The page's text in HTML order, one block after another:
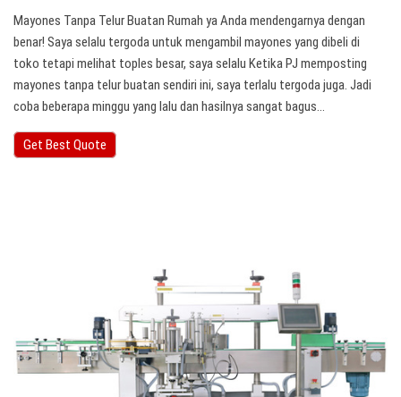
Mayones Tanpa Telur Buatan Rumah ya Anda mendengarnya dengan
benar! Saya selalu tergoda untuk mengambil mayones yang dibeli di
toko tetapi melihat toples besar, saya selalu Ketika PJ memposting
mayones tanpa telur buatan sendiri ini, saya terlalu tergoda juga. Jadi
coba beberapa minggu yang lalu dan hasilnya sangat bagus…
Get Best Quote